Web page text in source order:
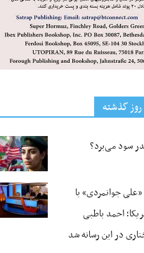
سود می‌برد؟
جوانمردی» با
احمد باطبی
در این رسانه شد